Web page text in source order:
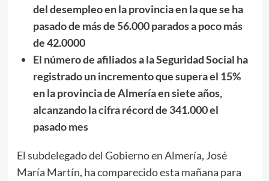
del desempleo en la provincia en la que se ha
pasado de más de 56.000 parados a poco más
de 42.0000
El número de afiliados a la Seguridad Social ha
registrado un incremento que supera el 15%
en la provincia de Almería en siete años,
alcanzando la cifra récord de 341.000 el
pasado mes
El subdelegado del Gobierno en Almería, José
María Martín, ha comparecido esta mañana para